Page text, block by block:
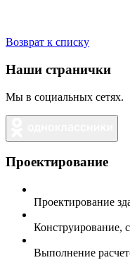
Возврат к списку
Наши странички
Мы в социальных сетях.
Проектирование
Проектирование
Конструирование,
Выполнение